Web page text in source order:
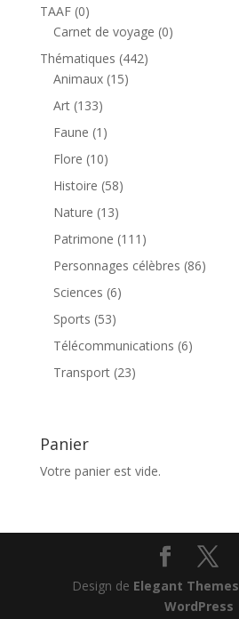
TAAF 00
produit
Carnet de voyage 00
Thématiques 442442
Animaux 1515
Art 133133
produits
Faune 1 1
produit
Flore 1010
produits
Histoire 5858
Nature 1313
produits
Patrimone 111 111
produits
Personnages célèbres 8686
Sciences 66
Sports 5353
produits
Télécommunications 66
Transport 2323
Panier
Votre panier est vide.
Design de Elegant Themes
WordPress